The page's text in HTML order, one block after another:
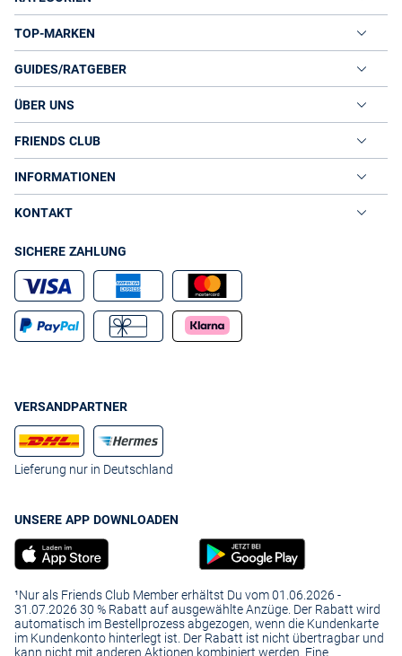
TOP-MARKEN
GUIDES/RATGEBER
ÜBER UNS
FRIENDS CLUB
INFORMATIONEN
KONTAKT
SICHERE ZAHLUNG
VERSANDPARTNER
Lieferung nur in Deutschland
UNSERE APP DOWNLOADEN
¹Nur als Friends Club Member erhältst Du vom 01.06.2026 -
31.07.2026 30 % Rabatt auf ausgewählte Anzüge. Der Rabatt wird
automatisch im Bestellprozess abgezogen, wenn die Kundenkarte
im Kundenkonto hinterlegt ist. Der Rabatt ist nicht übertragbar und
kann nicht mit anderen Aktionen kombiniert werden. Eine